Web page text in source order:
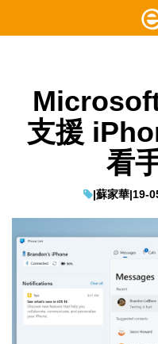
支援
看
|蘇家華|19-